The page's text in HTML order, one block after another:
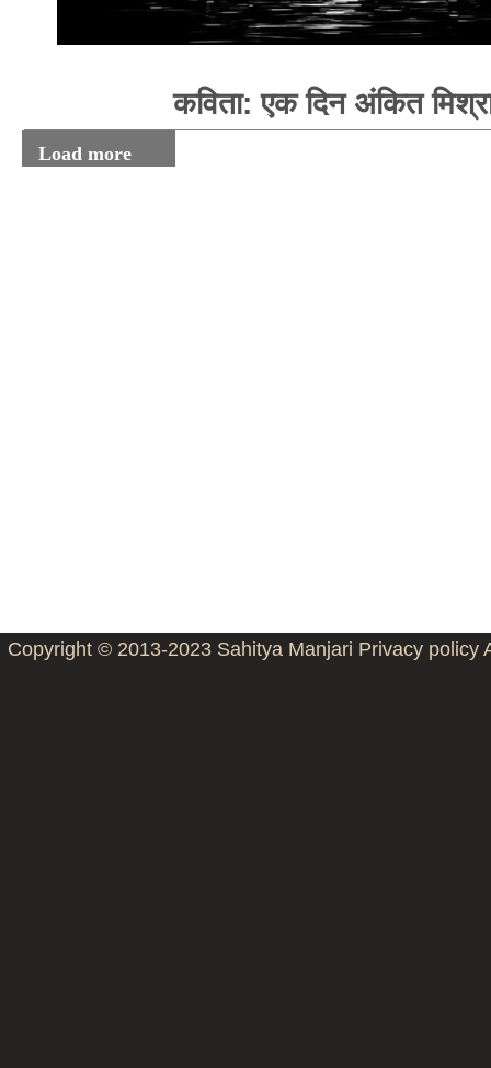
कविता: एक दिन अंकित
Load more
Copyright © 2013-2023 Sahitya Manjari Privacy policy